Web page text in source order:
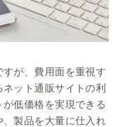
が、費用面を重視す
ット通販サイトの利
低価格を実現できる
製品を大量に仕入れ